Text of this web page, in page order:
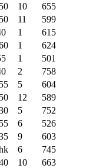
10
655
11
599
1
615
1
624
1
501
2
758
5
604
12
589
5
752
6
526
9
603
6
745
10
663